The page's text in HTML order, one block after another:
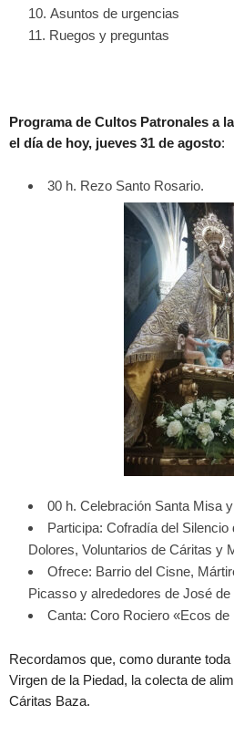
Asuntos de urgencias
Ruegos y preguntas
Programa de Cultos Patronales a
el día de hoy, jueves 31 de agosto:
30 h. Rezo Santo Rosario.
00 h. Celebración Santa Misa
Participa: Cofradía del
Dolores, Voluntarios de Cáritas y
Ofrece: Barrio del Cisne,
Picasso y alrededores de José de
Canta: Coro Rociero «Ecos de
Recordamos que, como durante
Virgen de la Piedad, la colecta de
Cáritas Baza.